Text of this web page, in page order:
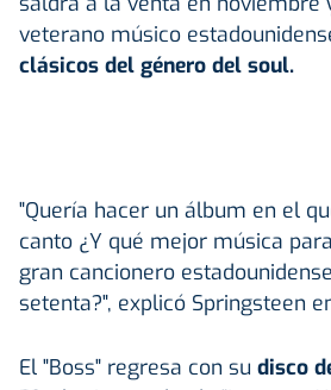
veterano músico
clásicos del género del soul.
"Quería hacer un álbum en el
canto ¿Y qué mejor música
gran cancionero
setenta?", explicó Springsteen
El "Boss" regresa con su disco